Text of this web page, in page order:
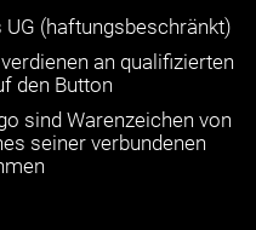
UG (haftungsbeschränkt)
an qualifizierten
den Button
sind Warenzeichen von
seiner verbundenen